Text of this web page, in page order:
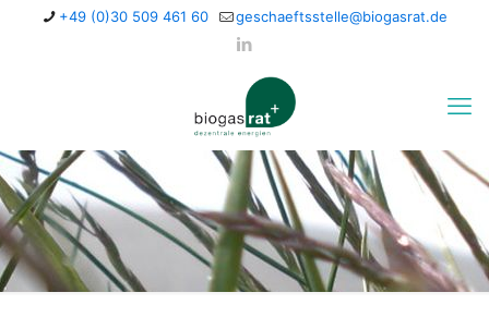
+49 (0)30 509 461 60 geschaeftsstelle@biogasrat.de